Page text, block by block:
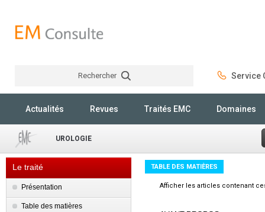
Rechercher Service
Actualités Revues Traités EMC Domaines
UROLOGIE
Le traité
Présentation
Table des matières
TABLE DES MATIÈRES
Afficher les articles contenant